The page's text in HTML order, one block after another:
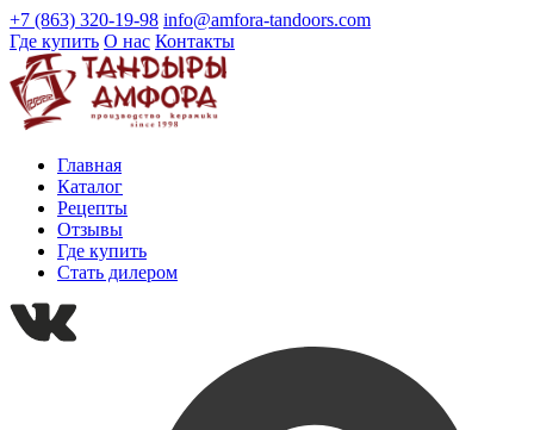
+7 (863) 320-19-98 info@amfora-tandoors.com
Где купить О нас Контакты
Главная
Каталог
Рецепты
Отзывы
Где купить
Стать дилером